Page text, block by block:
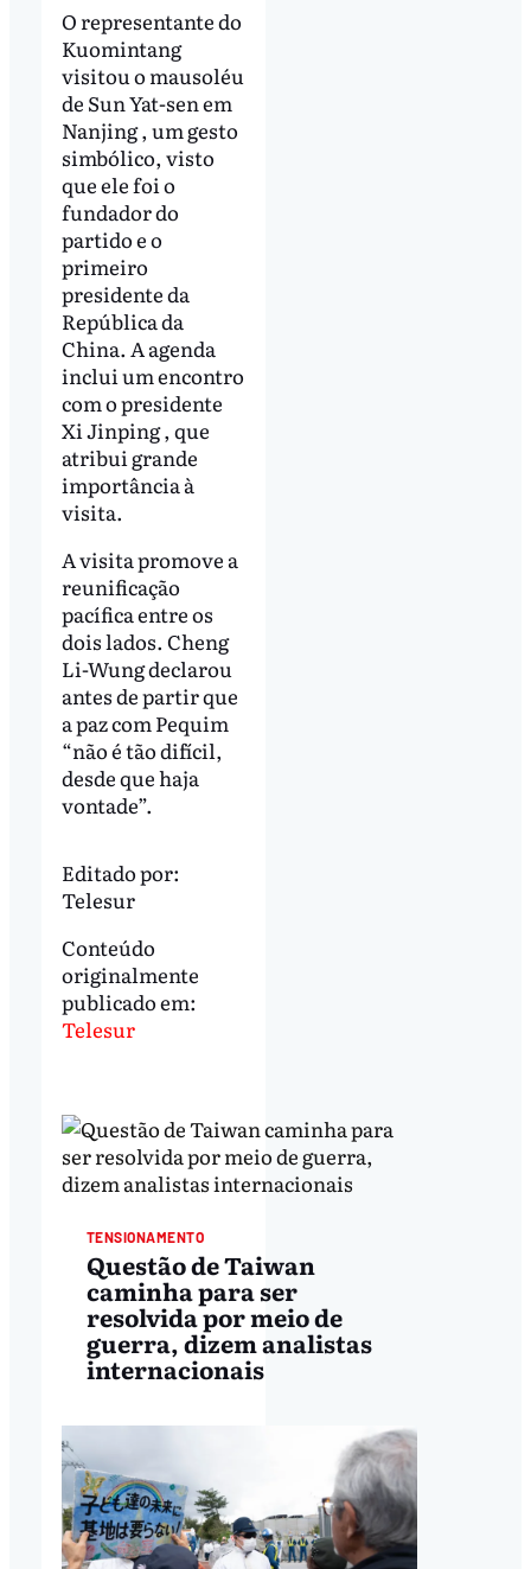
O representante do
Kuomintang
visitou o mausoléu
de Sun Yat-sen em
Nanjing , um gesto
simbólico, visto
que ele foi o
fundador do
partido e o
primeiro
presidente da
República da
China. A agenda
inclui um encontro
com o presidente
Xi Jinping , que
atribui grande
importância à
visita.
A visita promove a
reunificação
pacífica entre os
dois lados. Cheng
Li-Wung declarou
antes de partir que
a paz com Pequim
“não é tão difícil,
desde que haja
vontade”.
Editado por:
Telesur
Conteúdo
originalmente
publicado em:
Telesur
TENSIONAMENTO
Questão de Taiwan
caminha para ser
resolvida por meio de
guerra, dizem analistas
internacionais